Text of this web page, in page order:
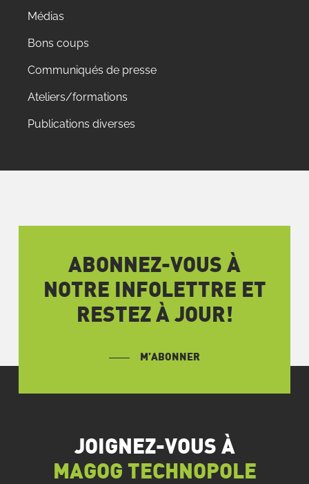
Médias
Bons coups
Communiqués de presse
Ateliers/formations
Publications diverses
ABONNEZ-VOUS À
NOTRE INFOLETTRE ET
RESTEZ À JOUR!
M’ABONNER
JOIGNEZ-VOUS À
MAGOG TECHNOPOLE